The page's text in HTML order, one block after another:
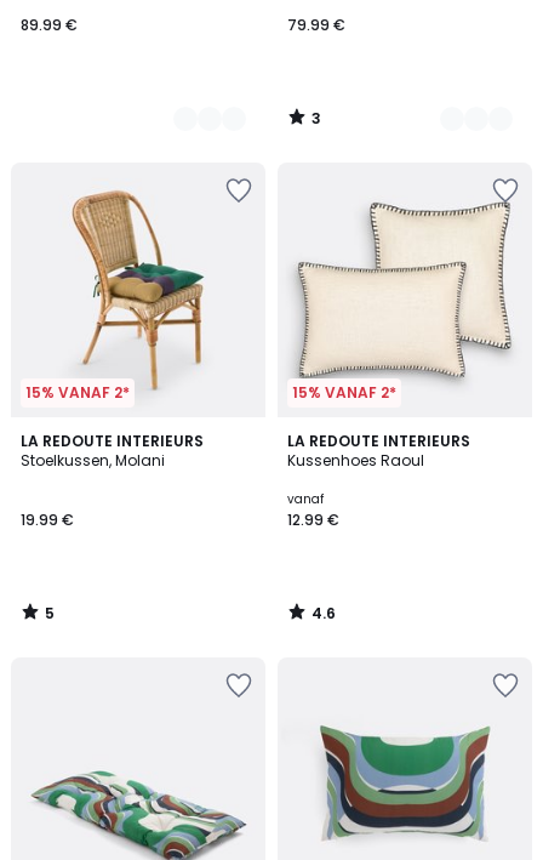
89.99 €
79.99 €
3
/
15% VANAF 2*
LA REDOUTE INTERIEURS
Stoelkussen, Molani
19.99 €
5
/
5
/
15% VANAF 2*
LA REDOUTE INTERIEURS
Kussenhoes Raoul
vanaf
12.99 €
4.6
/ 5
4.6
/